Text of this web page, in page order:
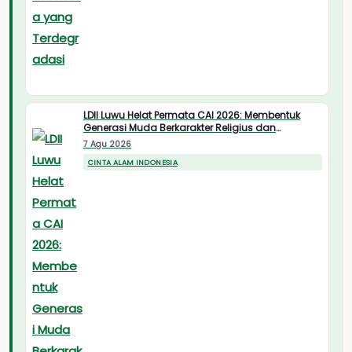
LDII Luwu Helat Permata CAI 2026: Membentuk
Generasi Muda Berkarakter Religius dan
Nasionalis
7 Agu 2026
CINTA ALAM INDONESIA